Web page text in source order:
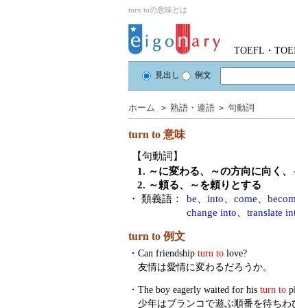
turn toの意味とは
TOEFL・
見出し 例文
ホーム ＞ 熟語・連語 ＞ 句動詞
turn to 意味
【句動詞】
1. ～に変わる、～の方向に向く、
2. ～頼る、～を頼りとする
・ 類義語：
be into come
change into
translate
turn to 例文
・ Can friendship turn to love?
友情は愛情に変わるだろうか。
・ The boy eagerly waited for his turn to
少年はブランコで遊ぶ順番を待ちわ